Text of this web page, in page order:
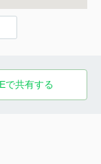
で共有する